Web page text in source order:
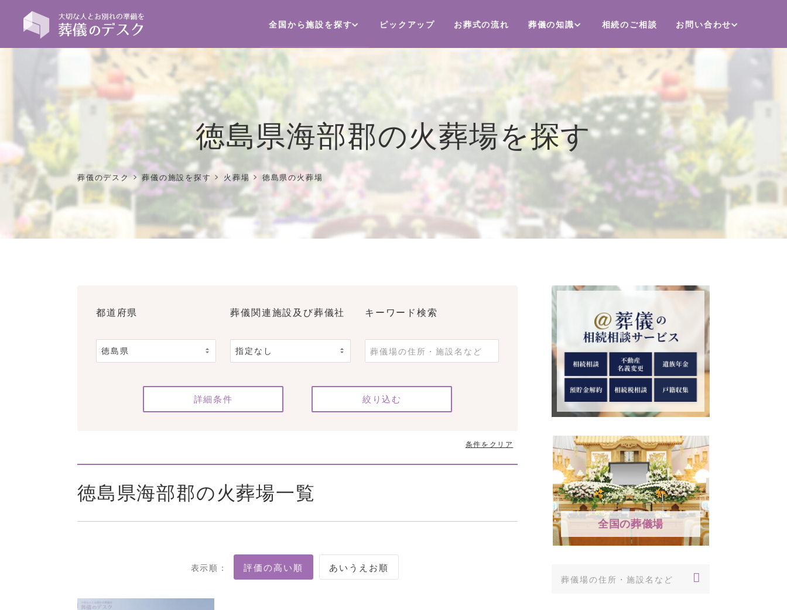
全国から施設を探す ピックアップ お葬式の流れ 葬儀の知識 相続のご相談 お問い合わせ
徳島県海部郡の火葬場を探す
葬儀のデスク>葬儀の施設を探す > 火葬場 > 徳島県の火葬場
都道府県 葬儀関連施設及び葬儀社 キーワード検索
条件をクリア
詳細条件
徳島県海部郡の火葬場一覧
表示順：
全国の葬儀場